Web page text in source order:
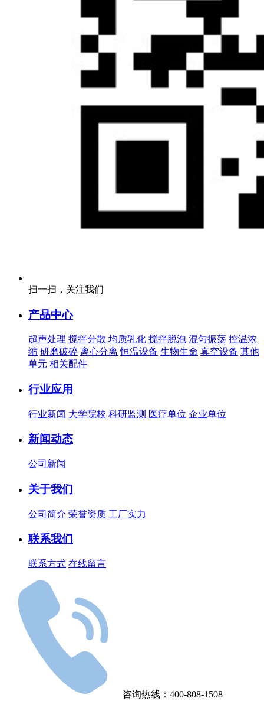
扫一扫，关注我们
产品中心
超声处理 搅拌分散 均质乳化 搅拌脱泡 混匀振荡 控温浓
缩 研磨破碎 离心分离 恒温设备 生物生命 真空设备 其他
单元 相关配件
行业应用
行业新闻 大学院校 科研监测 医疗单位 企业单位
新闻动态
公司新闻
关于我们
公司简介 荣誉资质 工厂实力
联系我们
联系方式 在线留言
咨询热线：400-808-1508